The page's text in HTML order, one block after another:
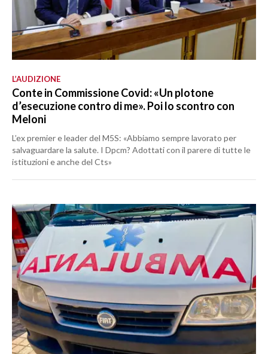
L’AUDIZIONE
Conte in Commissione Covid: «Un plotone
d’esecuzione contro di me». Poi lo scontro con
Meloni
L’ex premier e leader del M5S: «Abbiamo sempre lavorato per
salvaguardare la salute. I Dpcm? Adottati con il parere di tutte le
istituzioni e anche del Cts»